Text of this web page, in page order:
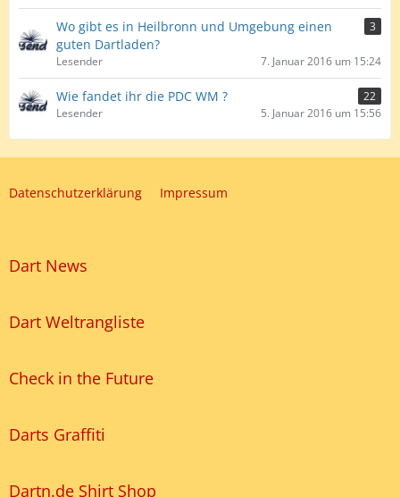
Wo gibt es in Heilbronn und Umgebung einen
guten Dartladen?
3
Lesender 7. Januar 2016 um 15:24
Wie fandet ihr die PDC WM ?
22
Lesender
5. Januar 2016 um 15:56
Datenschutzerklärung Impressum
Dart News
Dart Weltrangliste
Check in the Future
Darts Graffiti
Dartn.de Shirt Shop